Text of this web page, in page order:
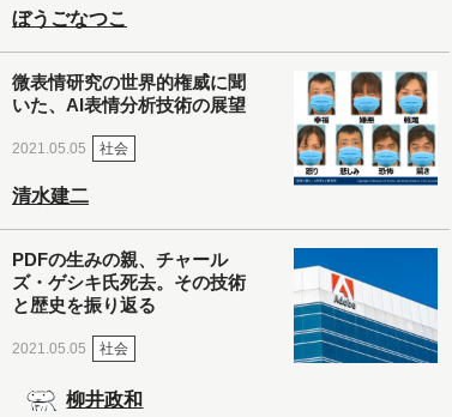
ぼうごなつこ
微表情研究の世界的権威に聞
いた、AI表情分析技術の展望
2021.05.05 社会
清水建二
PDFの生みの親、チャール
ズ・ゲシキ氏死去。その技術
と歴史を振り返る
2021.05.05 社会
柳井政和